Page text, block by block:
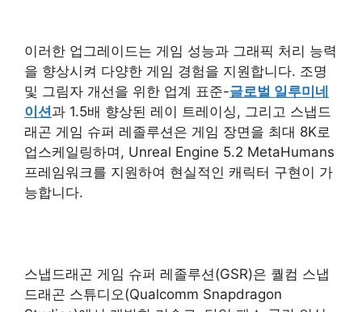
이러한 업그레이드는 게임 성능과 그래픽 처리 능력
을 향상시켜 다양한 게임 경험을 지원합니다. 조명
및 그림자 개선을 위한 업계 표준-글로벌 일루미네
이션과 1.5배 향상된 레이 트레이싱, 그리고 스냅드
래곤 게임 슈퍼 레졸루션은 게임 장면을 최대 8K로
업스케일링하며, Unreal Engine 5.2 MetaHumans
프레임워크를 지원하여 현실적인 캐릭터 구현이 가
능합니다.
스냅드래곤 게임 슈퍼 레졸루션(GSR)은 퀄컴 스냅
드래곤 스튜디오(Qualcomm Snapdragon